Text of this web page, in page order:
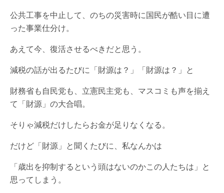
公共工事を中止して、のちの災害時に国民が酷い目に遭
った事業仕分け。
あえて今、復活させるべきだと思う。
減税の話が出るたびに「財源は？」「財源は？」と
財務省も自民党も、立憲民主党も、マスコミも声を揃え
て「財源」の大合唱。
そりゃ減税だけしたらお金が足りなくなる。
だけど「財源」と聞くたびに、私なんかは
「歳出を抑制するという頭はないのかこの人たちは」と
思ってしまう。